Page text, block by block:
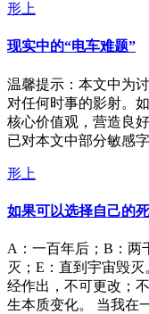
形上
现实中的“电车难题”
温馨提示：本文中为
对任何时事的影射。
核心价值观，营造良
已对本文中部分敏感
形上
如果可以选择自己的
A：一百年后；B：两
灭；E：直到宇宙毁
经作出，不可更改；
生本质变化。 当我在